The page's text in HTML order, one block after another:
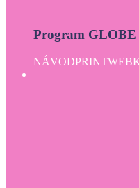
Program GLOBE
NÁVODPRINT